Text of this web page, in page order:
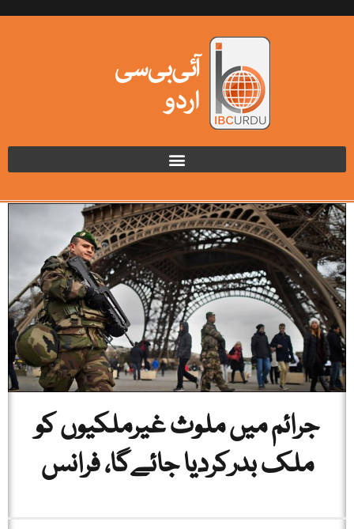
جرائم میں ملوث غیرملکیوں کو
ملک بدرکردیا جائےگا، فرانس